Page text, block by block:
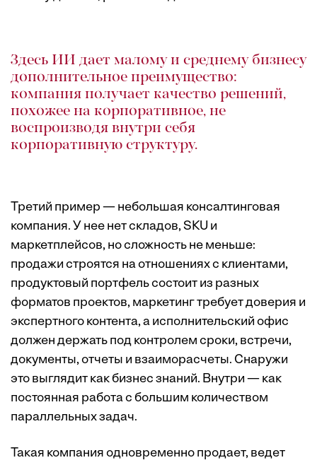
Здесь ИИ дает малому и среднему бизнесу
дополнительное преимущество:
компания получает качество решений,
похожее на корпоративное, не
воспроизводя внутри себя
корпоративную структуру.
Третий пример — небольшая консалтинговая
компания. У нее нет складов, SKU и
маркетплейсов, но сложность не меньше:
продажи строятся на отношениях с клиентами,
продуктовый портфель состоит из разных
форматов проектов, маркетинг требует доверия и
экспертного контента, а исполнительский офис
должен держать под контролем сроки, встречи,
документы, отчеты и взаиморасчеты. Снаружи
это выглядит как бизнес знаний. Внутри — как
постоянная работа с большим количеством
параллельных задач.
Такая компания одновременно продает, ведет